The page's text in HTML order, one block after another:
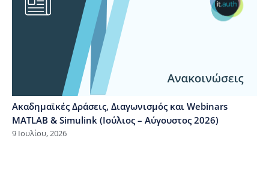
Ακαδημαϊκές Δράσεις, Διαγωνισμός και Webinars
MATLAB & Simulink (Ιούλιος – Αύγουστος 2026)
9 Ιουλίου, 2026